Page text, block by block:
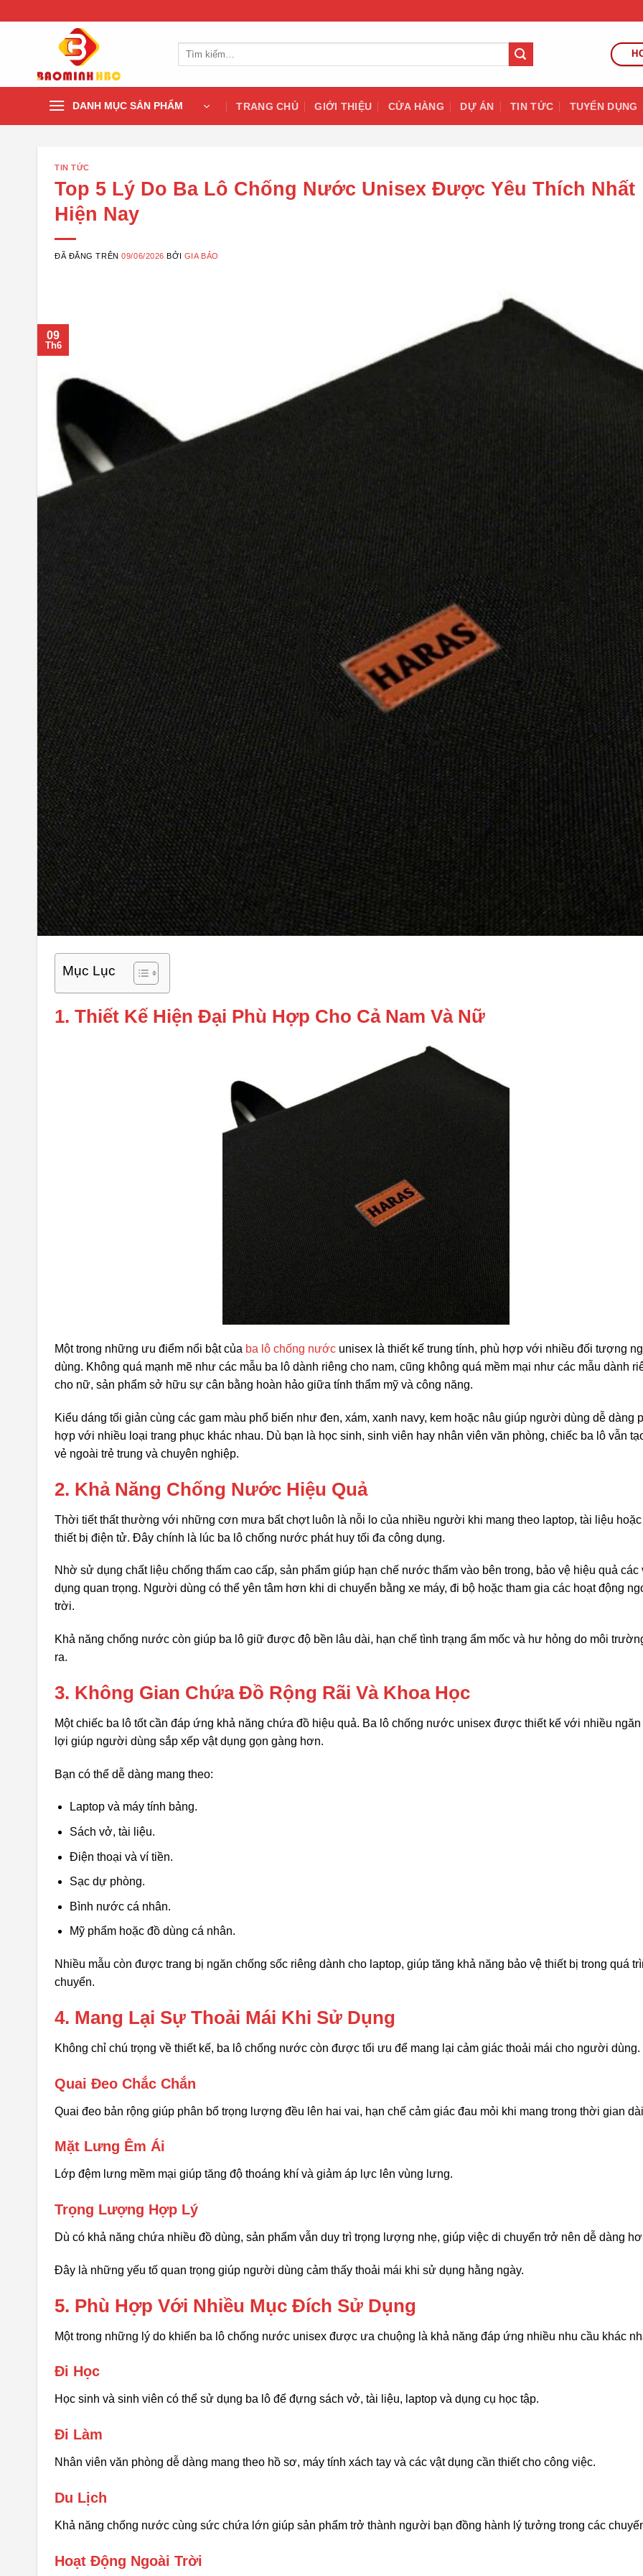
Tìm
DANH MỤC SẢN PHẨM TRANG CHỦ GIỚI THIỆU CỬA HÀNG DỰ ÁN TIN TỨC TUYỂN DỤNG
TIN TỨC
Top 5 Lý Do Ba Lô Chống Nước Unisex Được Yêu Thích Nhất
Hiện Nay
ĐÃ ĐĂNG TRÊN09/06/2026 BỞI GIA BẢO
09
Th6
Mục Lục
1. Thiết Kế Hiện Đại Phù Hợp Cho Cả Nam Và Nữ
Một trong những ưu điểm nổi bật của ba lô chống nước unisex là thiết kế trung tính, phù hợp với nhiều đối tượng
dùng. Không quá mạnh mẽ như các mẫu ba lô dành riêng cho nam, cũng không quá mềm mại như các mẫu dành
cho nữ, sản phẩm sở hữu sự cân bằng hoàn hảo giữa tính thẩm mỹ và công năng.
Kiểu dáng tối giản cùng các gam màu phổ biến như đen, xám, xanh navy, kem hoặc nâu giúp người dùng dễ dàng
hợp với nhiều loại trang phục khác nhau. Dù bạn là học sinh, sinh viên hay nhân viên văn phòng, chiếc ba lô vẫn
vẻ ngoài trẻ trung và chuyên nghiệp.
2. Khả Năng Chống Nước Hiệu Quả
Thời tiết thất thường với những cơn mưa bất chợt luôn là nỗi lo của nhiều người khi mang theo laptop, tài liệu
thiết bị điện tử. Đây chính là lúc ba lô chống nước phát huy tối đa công dụng.
Nhờ sử dụng chất liệu chống thấm cao cấp, sản phẩm giúp hạn chế nước thấm vào bên trong, bảo vệ hiệu quả các
dụng quan trọng. Người dùng có thể yên tâm hơn khi di chuyển bằng xe máy, đi bộ hoặc tham gia các hoạt động
trời.
Khả năng chống nước còn giúp ba lô giữ được độ bền lâu dài, hạn chế tình trạng ẩm mốc và hư hỏng do môi
ra.
3. Không Gian Chứa Đồ Rộng Rãi Và Khoa Học
Một chiếc ba lô tốt cần đáp ứng khả năng chứa đồ hiệu quả. Ba lô chống nước unisex được thiết kế với nhiều ngăn
lợi giúp người dùng sắp xếp vật dụng gọn gàng hơn.
Bạn có thể dễ dàng mang theo:
Laptop và máy tính bảng.
Sách vở, tài liệu.
Điện thoại và ví tiền.
Sạc dự phòng.
Bình nước cá nhân.
Mỹ phẩm hoặc đồ dùng cá nhân.
Nhiều mẫu còn được trang bị ngăn chống sốc riêng dành cho laptop, giúp tăng khả năng bảo vệ thiết bị trong quá
chuyển.
4. Mang Lại Sự Thoải Mái Khi Sử Dụng
Không chỉ chú trọng về thiết kế, ba lô chống nước còn được tối ưu để mang lại cảm giác thoải mái cho người dùng.
Quai Đeo Chắc Chắn
Quai đeo bản rộng giúp phân bổ trọng lượng đều lên hai vai, hạn chế cảm giác đau mỏi khi mang trong thời gian
Mặt Lưng Êm Ái
Lớp đệm lưng mềm mại giúp tăng độ thoáng khí và giảm áp lực lên vùng lưng.
Trọng Lượng Hợp Lý
Dù có khả năng chứa nhiều đồ dùng, sản phẩm vẫn duy trì trọng lượng nhẹ, giúp việc di chuyển trở nên dễ dàng
Đây là những yếu tố quan trọng giúp người dùng cảm thấy thoải mái khi sử dụng hằng ngày.
5. Phù Hợp Với Nhiều Mục Đích Sử Dụng
Một trong những lý do khiến ba lô chống nước unisex được ưa chuộng là khả năng đáp ứng nhiều nhu cầu khác
Đi Học
Học sinh và sinh viên có thể sử dụng ba lô để đựng sách vở, tài liệu, laptop và dụng cụ học tập.
Đi Làm
Nhân viên văn phòng dễ dàng mang theo hồ sơ, máy tính xách tay và các vật dụng cần thiết cho công việc.
Du Lịch
Khả năng chống nước cùng sức chứa lớn giúp sản phẩm trở thành người bạn đồng hành lý tưởng trong các
Hoạt Động Ngoài Trời